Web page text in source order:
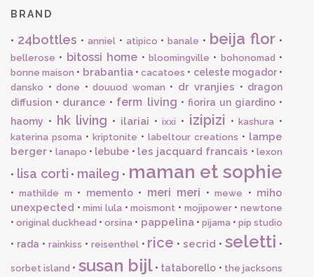
BRAND
• 24bottles • anniel• atipico •banale • beija flor •
bellerose • bitossi home • bloomingville • bohonomad •
bonne maison • brabantia•cacatoes • celeste mogador•
dansko • done • douuod woman • dr vranjies • dragon
diffusion • durance • ferm living • fiorira un giardino•
haomy • hk living • ilariai •ixxi • izipizi •kashura •
katerina psoma • kriptonite • labeltour creations • lampe
berger • lanapo • lebube • les jacquard francais •lexon
• lisa corti • maileg • maman et sophie
•mathilde m • memento• meri meri •mewe • miho
unexpected •mimi lula •moismont • mojipower•newtone
•original duckhead •orsina • pappelina• pijama • pip studio
• rada • rainkiss • reisenthel• rice •secrid •seletti •
sorbet island • susan bijl• tataborello • the jacksons